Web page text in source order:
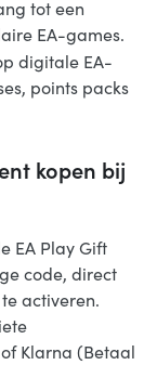
tot een
EA-games.
digitale EA-
points packs
kopen bij
EA Play Gift
code, direct
activeren.
Klarna (Betaal